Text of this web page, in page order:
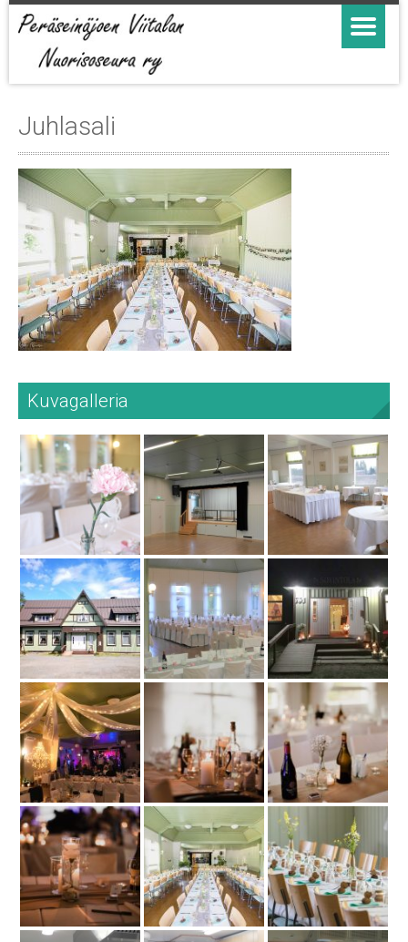
Juhlasali
Kuvagalleria